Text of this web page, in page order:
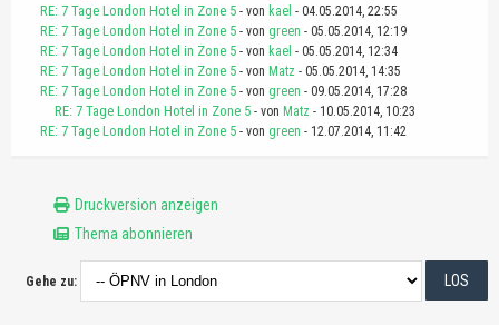
RE: 7 Tage London Hotel in Zone 5 - von kael - 04.05.2014, 22:55
RE: 7 Tage London Hotel in Zone 5 - von green - 05.05.2014, 12:19
RE: 7 Tage London Hotel in Zone 5 - von kael - 05.05.2014, 12:34
RE: 7 Tage London Hotel in Zone 5 - von Matz - 05.05.2014, 14:35
RE: 7 Tage London Hotel in Zone 5 - von green - 09.05.2014, 17:28
RE: 7 Tage London Hotel in Zone 5 - von Matz - 10.05.2014, 10:23
RE: 7 Tage London Hotel in Zone 5 - von green - 12.07.2014, 11:42
Druckversion anzeigen
Thema abonnieren
Gehe zu: